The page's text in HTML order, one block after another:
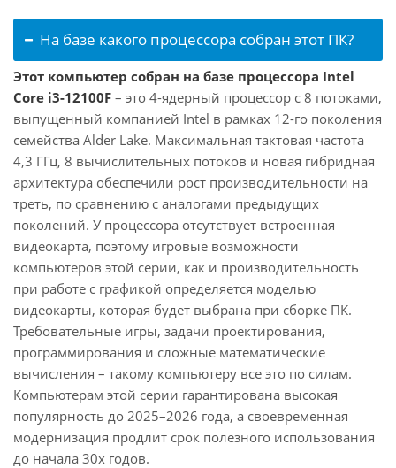
На базе какого процессора собран этот ПК?
Этот компьютер собран на базе процессора Intel
Core i3-12100F – это 4-ядерный процессор с 8 потоками,
выпущенный компанией Intel в рамках 12-го поколения
семейства Alder Lake. Максимальная тактовая частота
4,3 ГГц, 8 вычислительных потоков и новая гибридная
архитектура обеспечили рост производительности на
треть, по сравнению с аналогами предыдущих
поколений. У процессора отсутствует встроенная
видеокарта, поэтому игровые возможности
компьютеров этой серии, как и производительность
при работе с графикой определяется моделью
видеокарты, которая будет выбрана при сборке ПК.
Требовательные игры, задачи проектирования,
программирования и сложные математические
вычисления – такому компьютеру все это по силам.
Компьютерам этой серии гарантирована высокая
популярность до 2025–2026 года, а своевременная
модернизация продлит срок полезного использования
до начала 30х годов.